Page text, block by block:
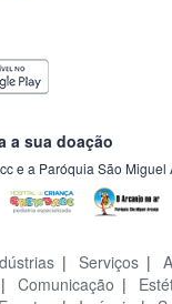
a sua doação
e a Paróquia São
| Serviços |
Comunicação |